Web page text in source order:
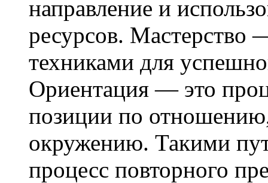
направление и
ресурсов. Мастерство
техниками для
Ориентация — это
позиции по отношению,
окружению. Такими
процесс повторного